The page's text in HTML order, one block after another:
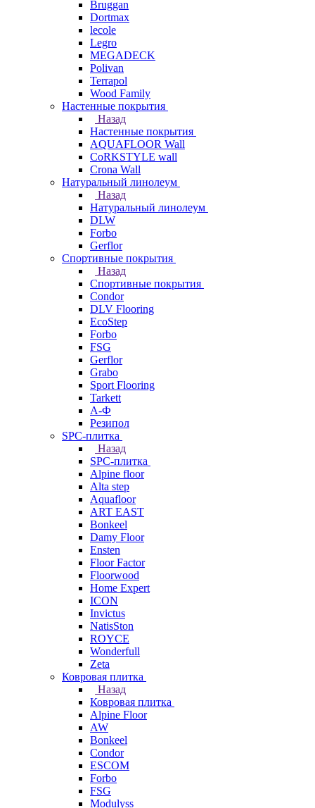
Bruggan
Dortmax
lecole
Legro
MEGADECK
Polivan
Terrapol
Wood Family
Настенные покрытия
Назад
Настенные покрытия
AQUAFLOOR Wall
CoRKSTYLE wall
Crona Wall
Натуральный линолеум
Назад
Натуральный линолеум
DLW
Forbo
Gerflor
Спортивные покрытия
Назад
Спортивные покрытия
Condor
DLV Flooring
EcoStep
Forbo
FSG
Gerflor
Grabo
Sport Flooring
Tarkett
А-Ф
Резипол
SPC-плитка
Назад
SPC-плитка
Alpine floor
Alta step
Aquafloor
ART EAST
Bonkeel
Damy Floor
Ensten
Floor Factor
Floorwood
Home Expert
ICON
Invictus
NatisSton
ROYCE
Wonderfull
Zeta
Ковровая плитка
Назад
Ковровая плитка
Alpine Floor
AW
Bonkeel
Condor
ESCOM
Forbo
FSG
Modulyss